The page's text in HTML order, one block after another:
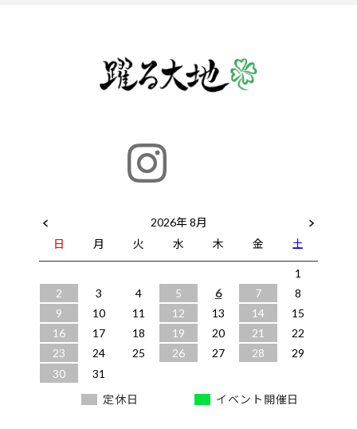
2026年 8月
日
月 火 水 木 金
土
1
2
3 4 5 6 7
8
9
10 11 12 13 14
15
16
17 18 19 20 21
22
23
24 25 26 27 28
29
30
31
定休日
イベント開催日